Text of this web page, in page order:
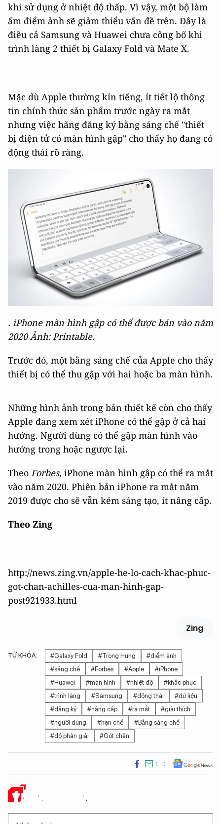
khi sử dụng ở nhiệt độ thấp. Vì vậy, một bộ làm
ấm điểm ảnh sẽ giảm thiểu vấn đề trên. Đây là
điều cả Samsung và Huawei chưa công bố khi
trình làng 2 thiết bị Galaxy Fold và Mate X.
Mặc dù Apple thường kín tiếng, ít tiết lộ thông
tin chính thức sản phẩm trước ngày ra mắt
nhưng việc hãng đăng ký bằng sáng chế "thiết
bị điện tử có màn hình gập" cho thấy họ đang có
động thái rõ ràng.
. iPhone màn hình gập có thể được bán vào năm
2020 Ảnh: Printable.
Trước đó, một bằng sáng chế của Apple cho thấy
thiết bị có thể thu gập với hai hoặc ba màn hình.
Những hình ảnh trong bản thiết kế còn cho thấy
Apple đang xem xét iPhone có thể gập ở cả hai
hướng. Người dùng có thể gập màn hình vào
hướng trong hoặc ngược lại.
Theo Forbes, iPhone màn hình gập có thể ra mắt
vào năm 2020. Phiên bản iPhone ra mắt năm
2019 được cho sẽ vẫn kém sáng tạo, ít nâng cấp.
Theo Zing
http://news.zing.vn/apple-he-lo-cach-khac-phuc-
got-chan-achilles-cua-man-hinh-gap-
post921933.html
Zing
TỪ KHÓA: #Galaxy Fold #Trọng Hưng
#điểm ảnh
#sáng chế
#Forbes #Apple
#iPhone
#Huawei
#màn hình #nhiệt độ
#khắc phục
#trình làng
#Samsung #động thái
#dữ liệu
#đăng ký
#nâng cấp #ra mắt
#giải thích
#người dùng
#hạn chế
#Bằng sáng chế
#độ phân giải
#Gót chân
Ý KIẾN CỦA BẠN